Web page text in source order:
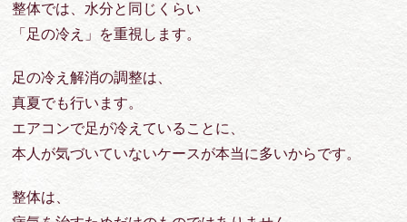
整体では、水分と同じくらい
「足の冷え」を重視します。
足の冷え解消の調整は、
真夏でも行います。
エアコンで足が冷えていることに、
本人が気づいていないケースが本当に多いからです。
整体は、